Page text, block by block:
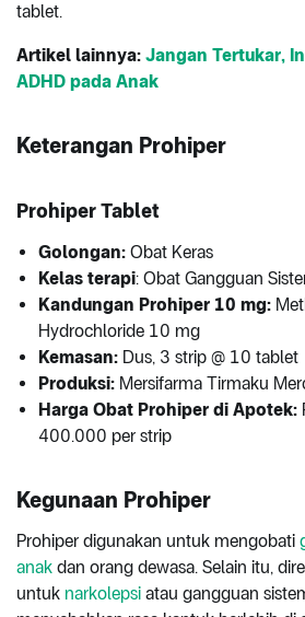
tablet.
Artikel lainnya: Jangan Tertukar,
ADHD pada Anak
Keterangan Prohiper
Prohiper Tablet
Golongan: Obat Keras
Kelas terapi: Obat Gangguan
Kandungan Prohiper 10 mg:
Hydrochloride 10 mg
Kemasan: Dus, 3 strip @ 10 tablet
Produksi: Mersifarma Tirmaku
Harga Obat Prohiper di Apotek:
400.000 per strip
Kegunaan Prohiper
Prohiper digunakan untuk mengobati
anak dan orang dewasa. Selain itu,
untuk narkolepsi atau gangguan